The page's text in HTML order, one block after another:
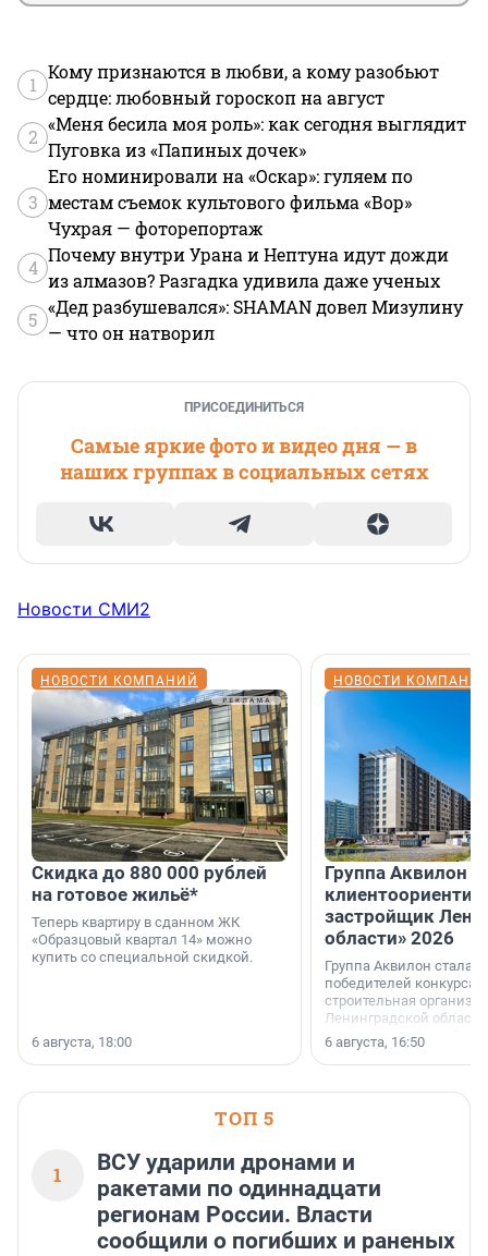
1
Кому признаются в любви, а кому разобьют
сердце: любовный гороскоп на август
2
«Меня бесила моя роль»: как сегодня выглядит
Пуговка из «Папиных дочек»
3
Его номинировали на «Оскар»: гуляем по
местам съемок культового фильма «Вор»
Чухрая — фоторепортаж
4
Почему внутри Урана и Нептуна идут дожди
из алмазов? Разгадка удивила даже ученых
5
«Дед разбушевался»: SHAMAN довел Мизулину
— что он натворил
ПРИСОЕДИНИТЬСЯ
Самые яркие фото и видео дня — в
наших группах в социальных сетях
Новости СМИ2
НОВОСТИ КОМПАНИЙ
Скидка до 880 000 рублей
на готовое жильё*
Теперь квартиру в сданном ЖК
«Образцовый квартал 14» можно
купить со специальной скидкой.
6 августа, 18:00
НОВОСТИ
Группа Аквилон
застройщик
области» 2026
Группа Аквилон стала
победителей конкурса
строительная
Ленинградской области
номинации «Самый
застройщик
области».
6 августа, 16:50
ТОП 5
1
ВСУ ударили дронами и
ракетами по одиннадцати
регионам России. Власти
сообщили о погибших и раненых